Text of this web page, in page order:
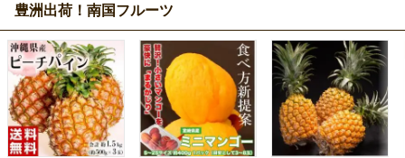
豊洲出荷！南国フルーツ